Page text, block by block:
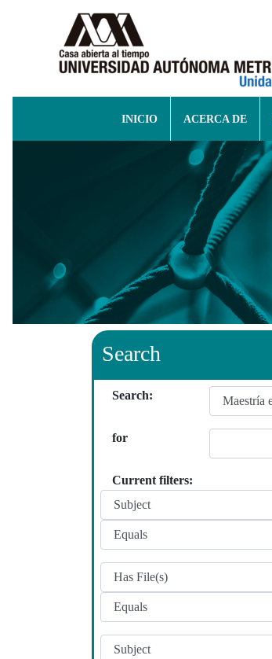
INICIO ACERCA DE
Search
Search:
for
Current filters: